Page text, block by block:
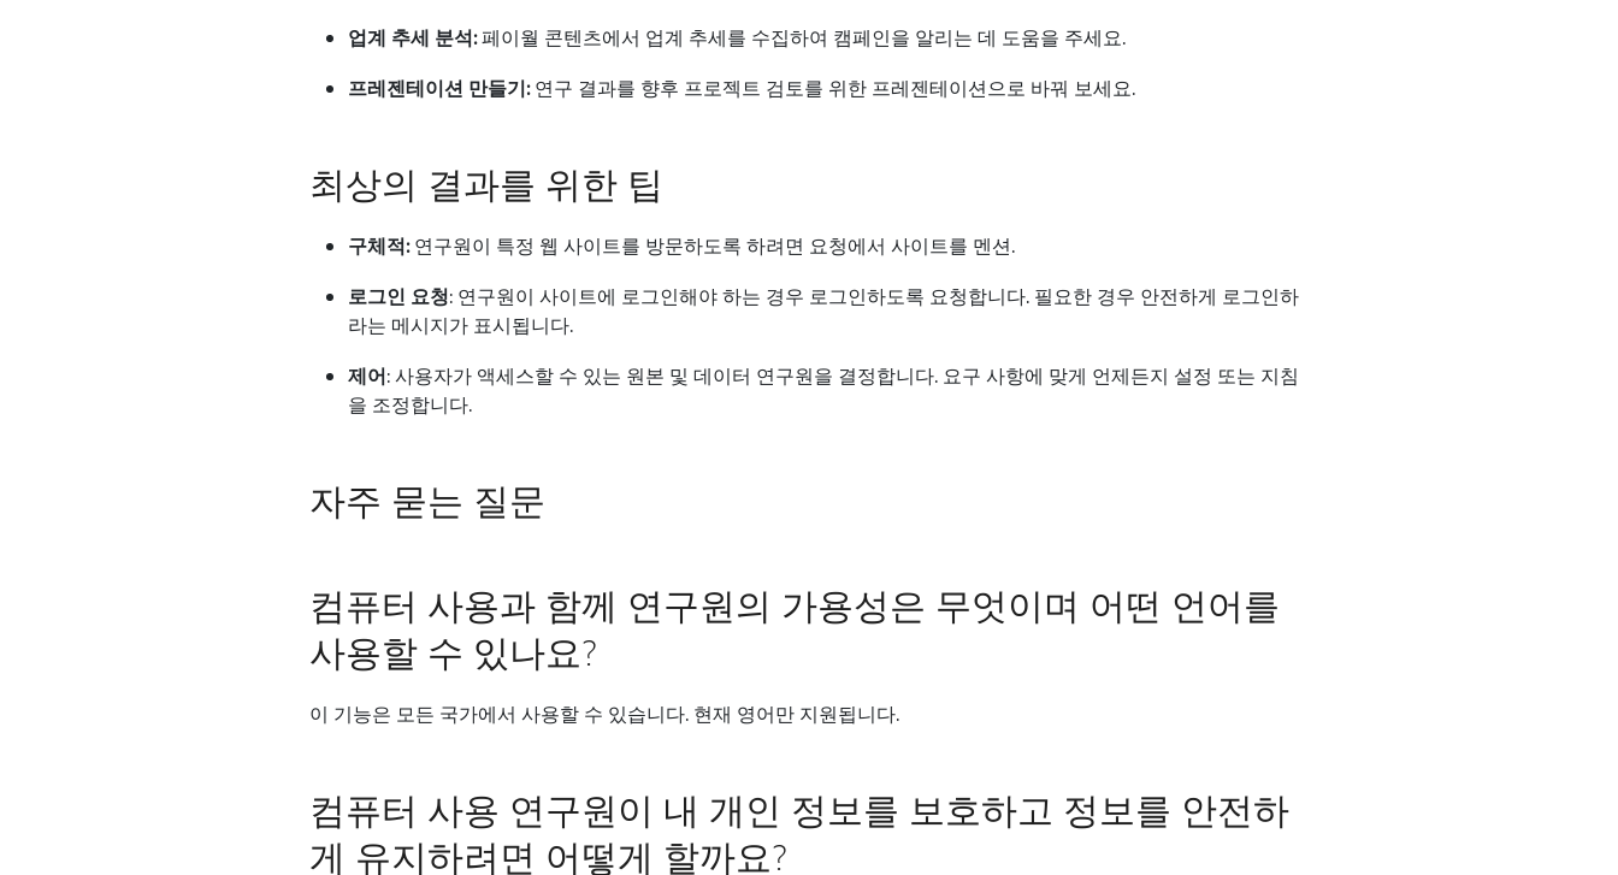
업계 추세 분석:페이월 콘텐츠에서 업계 추세를 수집하여 캠페인을 알리는 데 도움을 주세요.
프레젠테이션 만들기:연구 결과를 향후 프로젝트 검토를 위한 프레젠테이션으로 바꿔 보세요.
최상의 결과를 위한 팁
구체적:연구원이 특정 웹 사이트를 방문하도록 하려면 요청에서 사이트를 멘션.
로그인 요청: 연구원이 사이트에 로그인해야 하는 경우 로그인하도록 요청합니다. 필요한 경우 안전하게 로그인하
라는 메시지가 표시됩니다.
제어: 사용자가 액세스할 수 있는 원본 및 데이터 연구원을 결정합니다. 요구 사항에 맞게 언제든지 설정 또는 지침
을 조정합니다.
자주 묻는 질문
컴퓨터 사용과 함께 연구원의 가용성은 무엇이며 어떤 언어를
사용할 수 있나요?
이 기능은 모든 국가에서 사용할 수 있습니다. 현재 영어만 지원됩니다.
컴퓨터 사용 연구원이 내 개인 정보를 보호하고 정보를 안전하
게 유지하려면 어떻게 할까요?